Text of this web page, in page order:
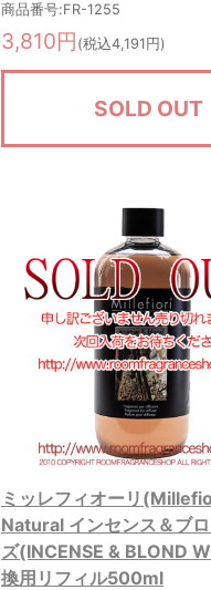
商品番号:FR-1255
3,810円 (税込4,191円)
SOLD OUT
ミッレフィオーリ
Natural インセンス＆ブ
ズ(INCENSE & BLOND
換用リフィル500ml